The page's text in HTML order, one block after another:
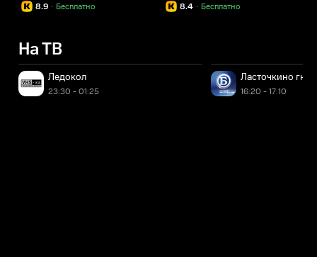
8.9 Бесплатно
· 8.4 Бесплатно
·
На ТВ
Ледокол
23:30 - 01:25
Ласточкино
16:20 - 17:10